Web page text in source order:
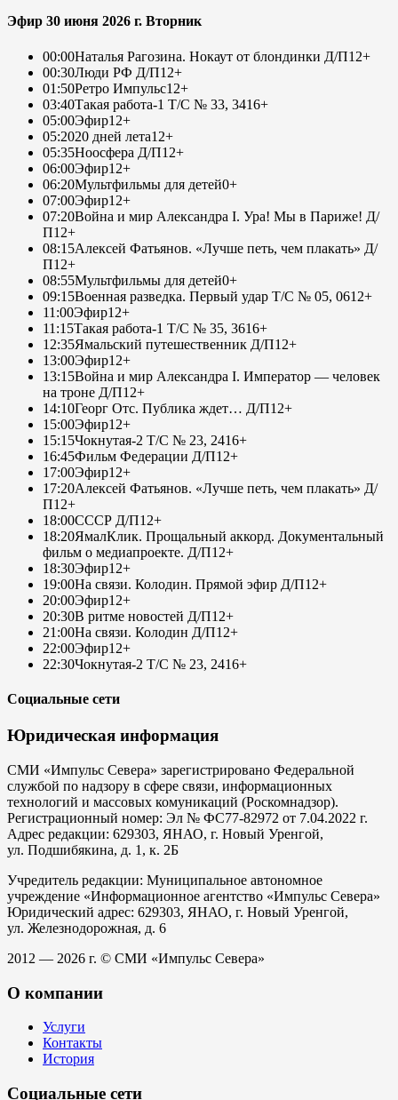
Эфир 30 июня 2026 г. Вторник
00:00Наталья Рагозина. Нокаут от блондинки Д/П12+
00:30Люди РФ Д/П12+
01:50Ретро Импульс12+
03:40Такая работа-1 Т/С № 33, 3416+
05:00Эфир12+
05:2020 дней лета12+
05:35Ноосфера Д/П12+
06:00Эфир12+
06:20Мультфильмы для детей0+
07:00Эфир12+
07:20Война и мир Александра I. Ура! Мы в Париже! Д/
П12+
08:15Алексей Фатьянов. «Лучше петь, чем плакать» Д/
П12+
08:55Мультфильмы для детей0+
09:15Военная разведка. Первый удар Т/С № 05, 0612+
11:00Эфир12+
11:15Такая работа-1 Т/С № 35, 3616+
12:35Ямальский путешественник Д/П12+
13:00Эфир12+
13:15Война и мир Александра I. Император — человек
на троне Д/П12+
14:10Георг Отс. Публика ждет… Д/П12+
15:00Эфир12+
15:15Чокнутая-2 Т/С № 23, 2416+
16:45Фильм Федерации Д/П12+
17:00Эфир12+
17:20Алексей Фатьянов. «Лучше петь, чем плакать» Д/
П12+
18:00СССР Д/П12+
18:20ЯмалКлик. Прощальный аккорд. Документальный
фильм о медиапроекте. Д/П12+
18:30Эфир12+
19:00На связи. Колодин. Прямой эфир Д/П12+
20:00Эфир12+
20:30В ритме новостей Д/П12+
21:00На связи. Колодин Д/П12+
22:00Эфир12+
22:30Чокнутая-2 Т/С № 23, 2416+
Социальные сети
Юридическая информация
СМИ «Импульс Севера» зарегистрировано Федеральной
службой по надзору в сфере связи, информационных
технологий и массовых комуникаций (Роскомнадзор).
Регистрационный номер: Эл № ФС77-82972 от 7.04.2022 г.
Адрес редакции: 629303, ЯНАО, г. Новый Уренгой,
ул. Подшибякина, д. 1, к. 2Б
Учредитель редакции: Муниципальное автономное
учреждение «Информационное агентство «Импульс Севера»
Юридический адрес: 629303, ЯНАО, г. Новый Уренгой,
ул. Железнодорожная, д. 6
2012 — 2026 г. © СМИ «Импульс Севера»
О компании
Услуги
Контакты
История
Социальные сети